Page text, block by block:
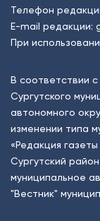
Телефон
E-mail редакции:
При
В соответствии
Сургутского
автономного
изменении типа
«Редакция
Сургутский
муниципальное
"Вестник"